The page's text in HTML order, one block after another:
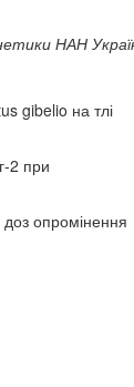
НАН
gibelio на тлі
2 при
опромінення